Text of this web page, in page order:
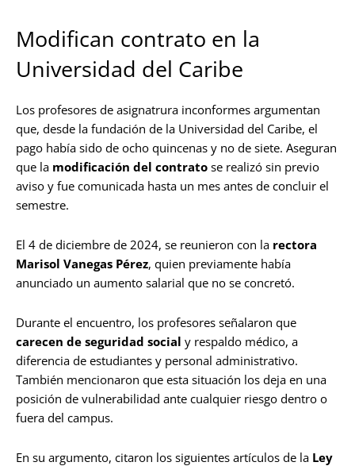
Modifican contrato en la
Universidad del Caribe
Los profesores de asignatrura inconformes argumentan
que, desde la fundación de la Universidad del Caribe, el
pago había sido de ocho quincenas y no de siete. Aseguran
que la modificación del contrato se realizó sin previo
aviso y fue comunicada hasta un mes antes de concluir el
semestre.
El 4 de diciembre de 2024, se reunieron con la rectora
Marisol Vanegas Pérez, quien previamente había
anunciado un aumento salarial que no se concretó.
Durante el encuentro, los profesores señalaron que
carecen de seguridad social y respaldo médico, a
diferencia de estudiantes y personal administrativo.
También mencionaron que esta situación los deja en una
posición de vulnerabilidad ante cualquier riesgo dentro o
fuera del campus.
En su argumento, citaron los siguientes artículos de la Ley